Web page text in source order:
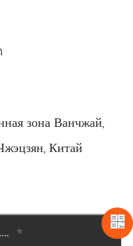
зона Ванчжай,
Китай